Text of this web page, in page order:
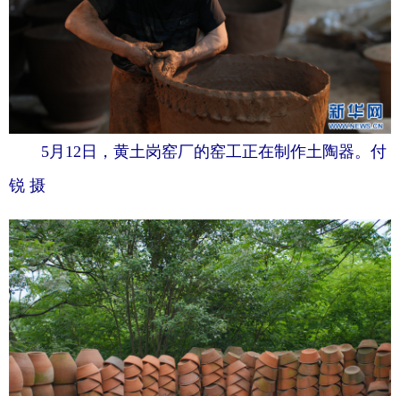
5月12日，黄土岗窑厂的窑工正在制作土陶器。付
锐 摄